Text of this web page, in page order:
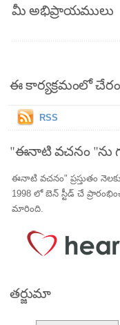
మీ అభిప్రాయములు
ఈ కార్యక్రమంలో
RSS
"ఈనాటి వచనం "ను
ఈనాటి వచనం" ప్రస్తుతం
1998 లో బెన్ స్టీడ్ చే
మారింది.
తర్జుమా